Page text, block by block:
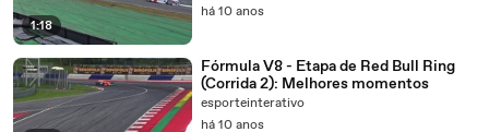
1:18
há 10 anos
Fórmula V8 - Etapa de Red Bull Ring
(Corrida 2): Melhores momentos
esporteinterativo
há 10 anos